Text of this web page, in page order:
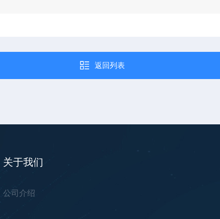
返回列表
关于我们
公司介绍